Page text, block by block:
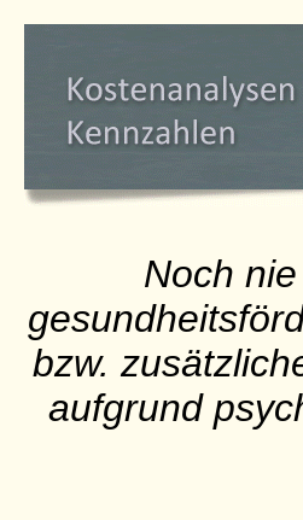
Noch
bzw.
aufgrund